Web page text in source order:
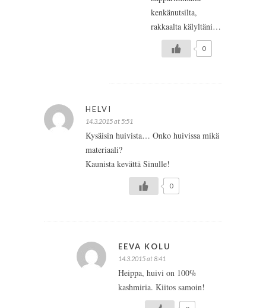
kenkänutsilta,
rakkaalta kälyltäni…
0
HELVI
14.3.2015 at 5:51
Kysäisin huivista… Onko huivissa mikä
materiaali?
Kaunista kevättä Sinulle!
0
EEVA KOLU
14.3.2015 at 8:41
Heippa, huivi on 100%
kashmiria. Kiitos samoin!